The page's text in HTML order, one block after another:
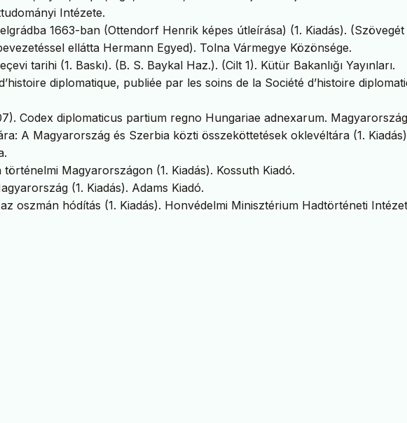
Intézete.
1663-ban (Ottendorf Henrik képes útleírása) (1. Kiadás). (Szövegét
ellátta Hermann Egyed). Tolna Vármegye Közönsége.
tarihi (1. Baskı). (B. S. Baykal Haz.). (Cilt 1). Kütür Bakanlığı Yayınları.
diplomatique, publiée par les soins de la Société d’histoire
Codex diplomaticus partium regno Hungariae adnexarum. Magyarország
A Magyarország és Szerbia közti összeköttetések oklevéltára (1.
Magyarországon (1. Kiadás). Kossuth Kiadó.
(1. Kiadás). Adams Kiadó.
oszmán hódítás (1. Kiadás). Honvédelmi Minisztérium Hadtörténeti